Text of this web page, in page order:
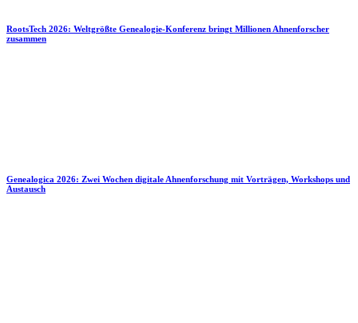
RootsTech 2026: Weltgrößte Genealogie-Konferenz bringt Millionen Ahnenforscher
zusammen
Genealogica 2026: Zwei Wochen digitale Ahnenforschung mit Vorträgen, Workshops und
Austausch